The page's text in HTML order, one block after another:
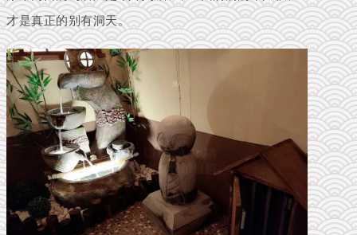
才是真正的别有洞天。